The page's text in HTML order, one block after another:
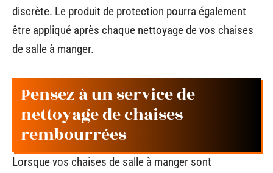
discrète. Le produit de protection pourra également
être appliqué après chaque nettoyage de vos chaises
de salle à manger.
Pensez à un service de
nettoyage de chaises
rembourrées
Lorsque vos chaises de salle à manger sont